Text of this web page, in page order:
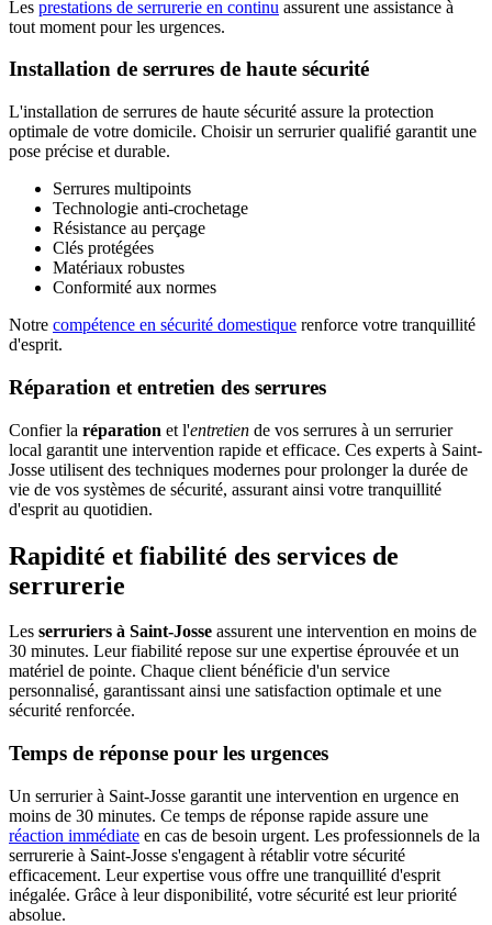
Les prestations de serrurerie en continu assurent une assistance à
tout moment pour les urgences.
Installation de serrures de haute sécurité
L'installation de serrures de haute sécurité assure la protection
optimale de votre domicile. Choisir un serrurier qualifié garantit une
pose précise et durable.
Serrures multipoints
Technologie anti-crochetage
Résistance au perçage
Clés protégées
Matériaux robustes
Conformité aux normes
Notre compétence en sécurité domestique renforce votre tranquillité
d'esprit.
Réparation et entretien des serrures
Confier la réparation et l'entretien de vos serrures à un serrurier
local garantit une intervention rapide et efficace. Ces experts à Saint-
Josse utilisent des techniques modernes pour prolonger la durée de
vie de vos systèmes de sécurité, assurant ainsi votre tranquillité
d'esprit au quotidien.
Rapidité et fiabilité des services de
serrurerie
Les serruriers à Saint-Josse assurent une intervention en moins de
30 minutes. Leur fiabilité repose sur une expertise éprouvée et un
matériel de pointe. Chaque client bénéficie d'un service
personnalisé, garantissant ainsi une satisfaction optimale et une
sécurité renforcée.
Temps de réponse pour les urgences
Un serrurier à Saint-Josse garantit une intervention en urgence en
moins de 30 minutes. Ce temps de réponse rapide assure une
réaction immédiate en cas de besoin urgent. Les professionnels de la
serrurerie à Saint-Josse s'engagent à rétablir votre sécurité
efficacement. Leur expertise vous offre une tranquillité d'esprit
inégalée. Grâce à leur disponibilité, votre sécurité est leur priorité
absolue.